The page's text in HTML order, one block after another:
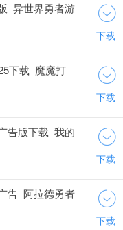
_异世界勇者游
下载
下载_魔魔打
下载
告版下载_我的
下载
告_阿拉德勇者
下载